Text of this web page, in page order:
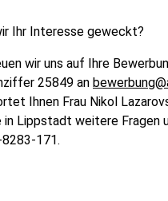
Ihr Interesse geweckt?
wir uns auf Ihre
25849 an
Ihnen Frau Nikol
in Lippstadt weitere Fragen
171.